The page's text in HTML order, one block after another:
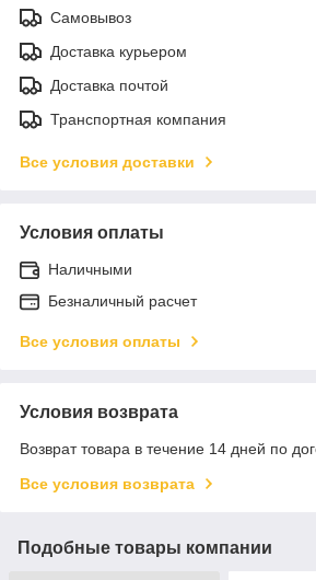
Самовывоз
Доставка курьером
Доставка почтой
Транспортная компания
Все условия доставки
Условия оплаты
Наличными
Безналичный расчет
Все условия оплаты
Условия возврата
Возврат товара в течение 14 дней по
Все условия возврата
Подобные товары компании